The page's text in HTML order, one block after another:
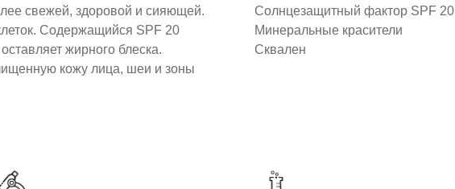
свежей, здоровой и сияющей.
Содержащийся SPF 20
жирного блеска.
кожу лица, шеи и зоны
Солнцезащитный фактор SPF 20
Минеральные красители
Сквален